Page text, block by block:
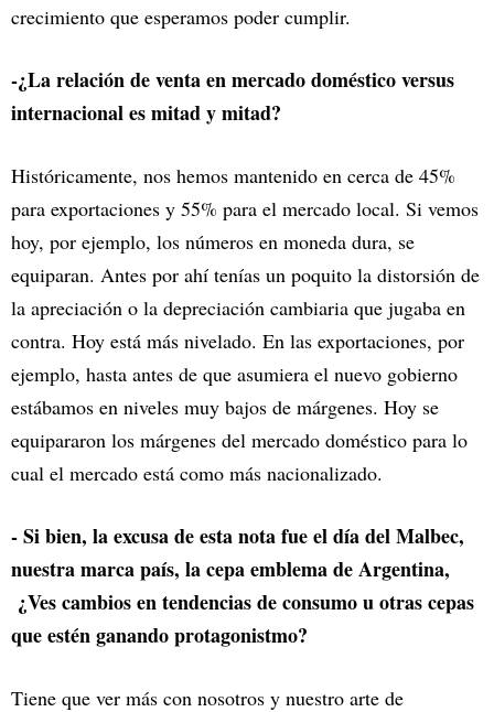
crecimiento que esperamos poder cumplir.
-¿La relación de venta en mercado doméstico versus
internacional es mitad y mitad?
Históricamente, nos hemos mantenido en cerca de 45%
para exportaciones y 55% para el mercado local. Si vemos
hoy, por ejemplo, los números en moneda dura, se
equiparan. Antes por ahí tenías un poquito la distorsión de
la apreciación o la depreciación cambiaria que jugaba en
contra. Hoy está más nivelado. En las exportaciones, por
ejemplo, hasta antes de que asumiera el nuevo gobierno
estábamos en niveles muy bajos de márgenes. Hoy se
equipararon los márgenes del mercado doméstico para lo
cual el mercado está como más nacionalizado.
- Si bien, la excusa de esta nota fue el día del Malbec,
nuestra marca país, la cepa emblema de Argentina,
¿Ves cambios en tendencias de consumo u otras cepas
que estén ganando protagonistmo?
Tiene que ver más con nosotros y nuestro arte de